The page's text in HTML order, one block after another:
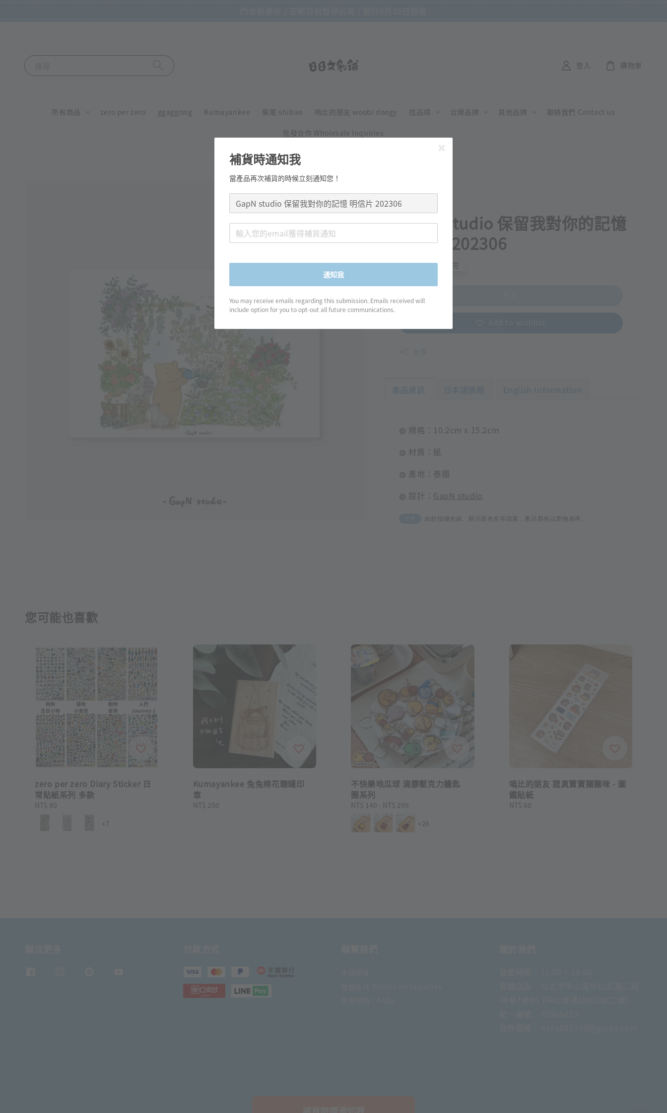
所有商品 zero per zero ggaggong Kumayankee 柴尾 shibao 嗚比的朋友 woobi doogy 找品項 台灣品牌 其他品牌 聯絡我們 Contact us
批發合作 Wholesale Inquiries
登入 購物車
GapN studio
GapN studio 保留我對你的記憶
明信片 202306
Regular
NT$ 70 售完
產品資訊 日本語情報 English Information
◍ 規格：10.2cm x 15.2cm
◍ 材質：紙
◍ 產地：泰國
◍ 設計： GapN studio
由於拍攝光線、顯示器色差等因素，產品顏色以實物為準。
您可能也喜歡
zero per zero Diary Sticker 日
常貼紙系列 多款
Regular
price
NT$ 80
+7
Kumayankee 兔兔棉花糖罐印
章
Regular
NT$ 250
不快樂地瓜球 滴膠壓克力鑰匙
圈系列
Regular
price
NT$ 140 - NT$ 299
+28
嗚比的朋友 認真寶寶獺獺咪 - 圖
鑑貼紙
Regular
NT$ 60
補貨時通知我
當產品再次補貨的時候立刻通知您！
通知我
You may receive emails regarding this submission. Emails received will
include option for you to opt-out all future communications.